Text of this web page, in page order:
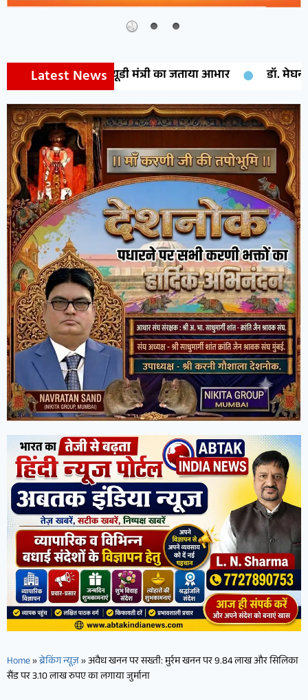
Latest News
मंत्री का जताया आभार डॉ. मेघना शर्मा को मिलेगा
Home»ब्रेकिंग न्यूज़»अवैध खनन पर सख्ती: मुर्रम खनन पर 9.84 लाख और सिलिका
सैंड पर 3.10 लाख रुपए का लगाया जुर्माना